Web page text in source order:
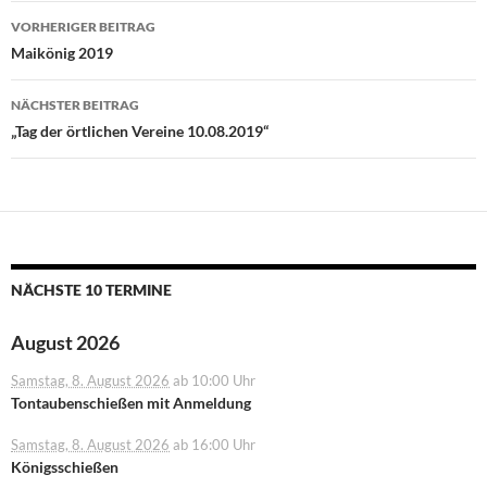
Beitragsnavigation
VORHERIGER BEITRAG
Maikönig 2019
NÄCHSTER BEITRAG
„Tag der örtlichen Vereine 10.08.2019“
NÄCHSTE 10 TERMINE
August 2026
Samstag, 8. August 2026 ab 10:00 Uhr
Tontaubenschießen mit Anmeldung
Samstag, 8. August 2026 ab 16:00 Uhr
Königsschießen